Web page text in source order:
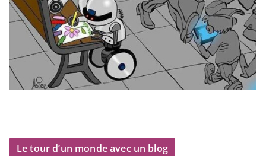
Le tour d’un monde avec un blog